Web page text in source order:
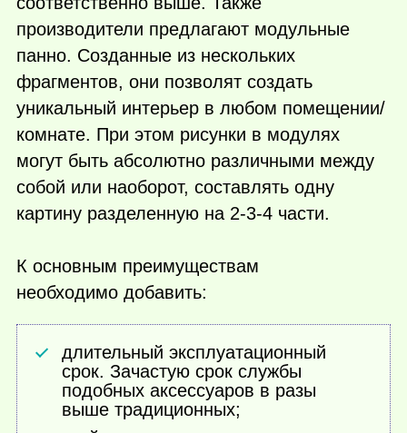
производители предлагают модульные
панно. Созданные из нескольких
фрагментов, они позволят создать
уникальный интерьер в любом помещении/
комнате. При этом рисунки в модулях
могут быть абсолютно различными между
собой или наоборот, составлять одну
картину разделенную на 2-3-4 части.
К основным преимуществам
необходимо добавить:
длительный эксплуатационный
срок. Зачастую срок службы
подобных аксессуаров в разы
выше традиционных;